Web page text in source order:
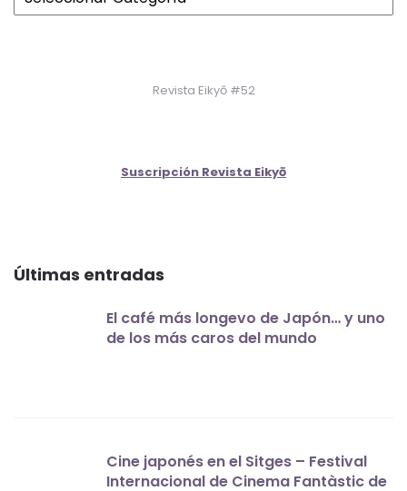
Revista Eikyō #52
Suscripción Revista Eikyō
Últimas entradas
El café más longevo de Japón… y uno
de los más caros del mundo
Cine japonés en el Sitges – Festival
Internacional de Cinema Fantàstic de